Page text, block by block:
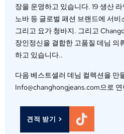
장을 운영하고 있습니다. 19 생산
노바 등 글로벌 패션 브랜드에 서
그리고 요가 청바지. 그리고
장인정신을 결합한 고품질 데님 의
하고 있습니다..
다음 베스트셀러 데님 컬렉션을 만
Info@changhongjeans.com으로
견적 받기 >